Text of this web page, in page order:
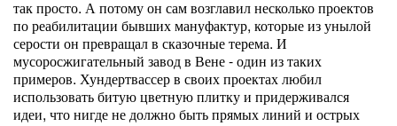
так просто. А потому он сам возглавил несколько проектов
по реабилитации бывших мануфактур, которые из унылой
серости он превращал в сказочные терема. И
мусоросжигательный завод в Вене - один из таких
примеров. Хундертвассер в своих проектах любил
использовать битую цветную плитку и придерживался
идеи, что нигде не должно быть прямых линий и острых